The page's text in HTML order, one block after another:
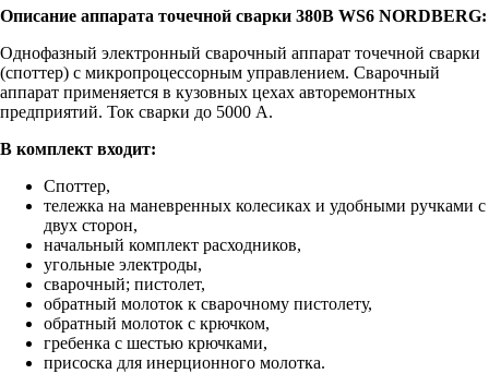
Описание аппарата точечной сварки 380В WS6 NORDBERG:
Однофазный электронный сварочный аппарат точечной сварки
(споттер) с микропроцессорным управлением. Сварочный
аппарат применяется в кузовных цехах авторемонтных
предприятий. Ток сварки до 5000 А.
В комплект входит:
Споттер,
тележка на маневренных колесиках и удобными ручками с
двух сторон,
начальный комплект расходников,
угольные электроды,
сварочный; пистолет,
обратный молоток к сварочному пистолету,
обратный молоток с крючком,
гребенка с шестью крючками,
присоска для инерционного молотка.